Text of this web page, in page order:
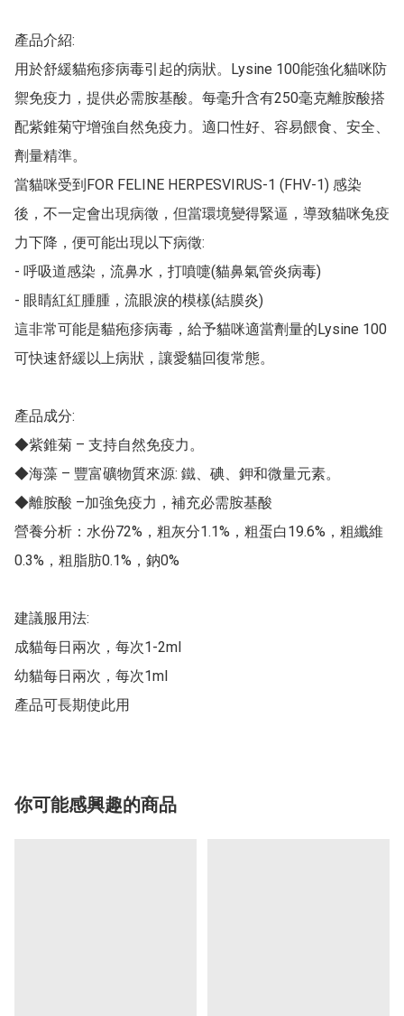
產品介紹:
用於舒緩貓疱疹病毒引起的病狀。Lysine 100能強化貓咪防
禦免疫力，提供必需胺基酸。每毫升含有250毫克離胺酸搭
配紫錐菊守增強自然免疫力。適口性好、容易餵食、安全、
劑量精準。
當貓咪受到FOR FELINE HERPESVIRUS-1 (FHV-1) 感染
後，不一定會出現病徵，但當環境變得緊逼，導致貓咪兔疫
力下降，便可能出現以下病徵:
- 呼吸道感染，流鼻水，打噴嚏(貓鼻氣管炎病毒)
- 眼睛紅紅腫腫，流眼淚的模樣(結膜炎)
這非常可能是貓疱疹病毒，給予貓咪適當劑量的Lysine 100
可快速舒緩以上病狀，讓愛貓回復常態。
產品成分:
◆紫錐菊 – 支持自然免疫力。
◆海藻 – 豐富礦物質來源: 鐵、碘、鉀和微量元素。
◆離胺酸 –加強免疫力，補充必需胺基酸
營養分析：水份72%，粗灰分1.1%，粗蛋白19.6%，粗纖維
0.3%，粗脂肪0.1%，鈉0%
建議服用法:
成貓每日兩次，每次1-2ml
幼貓每日兩次，每次1ml
產品可長期使此用
你可能感興趣的商品